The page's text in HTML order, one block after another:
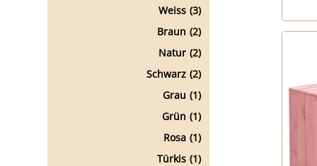
Weiss (3)
Braun (2)
Natur (2)
Schwarz (2)
Grau (1)
Grün (1)
Rosa (1)
Türkis (1)